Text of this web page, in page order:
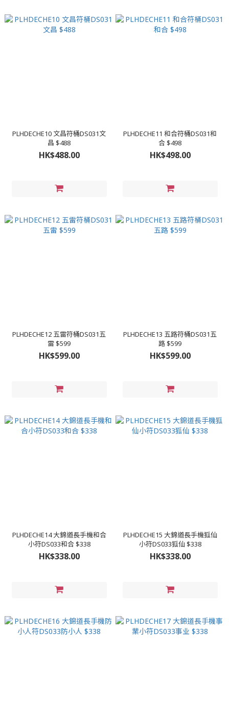
PLHDECHE10 文昌符桶DS031文
昌 $488
HK$488.00
PLHDECHE11 和合符桶DS031和
合 $498
HK$498.00
PLHDECHE12 五雷符桶DS031五
雷 $599
HK$599.00
PLHDECHE13 五路符桶DS031五
路 $599
HK$599.00
PLHDECHE14 大錦道長手機和合
小符DS033和合 $338
HK$338.00
PLHDECHE15 大錦道長手機狐仙
小符DS033狐仙 $338
HK$338.00